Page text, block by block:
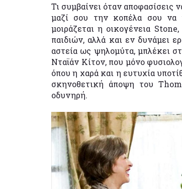
Τι συμβαίνει όταν αποφασίσεις
μαζί σου την κοπέλα σου να
μοιράζεται η οικογένεια
παιδιών, αλλά και εν δυνάμει
αστεία ως ψηλομύτα, μπλέκει
Νταϊάν Κίτον, που μόνο
όπου η χαρά και η ευτυχία
σκηνοθετική άποψη του
οδυνηρή.